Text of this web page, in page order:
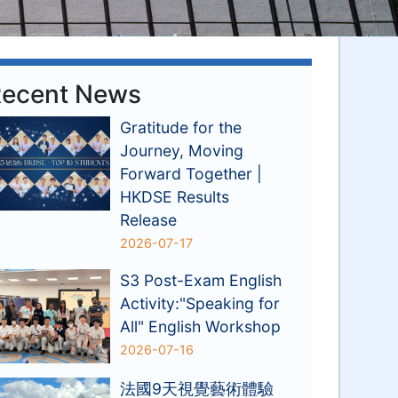
News
Gratitude for the
Journey, Moving
Forward Together |
HKDSE Results
Release
2026-07-17
S3 Post-Exam English
Activity:"Speaking for
All" English Workshop
2026-07-16
法國9天視覺藝術體驗